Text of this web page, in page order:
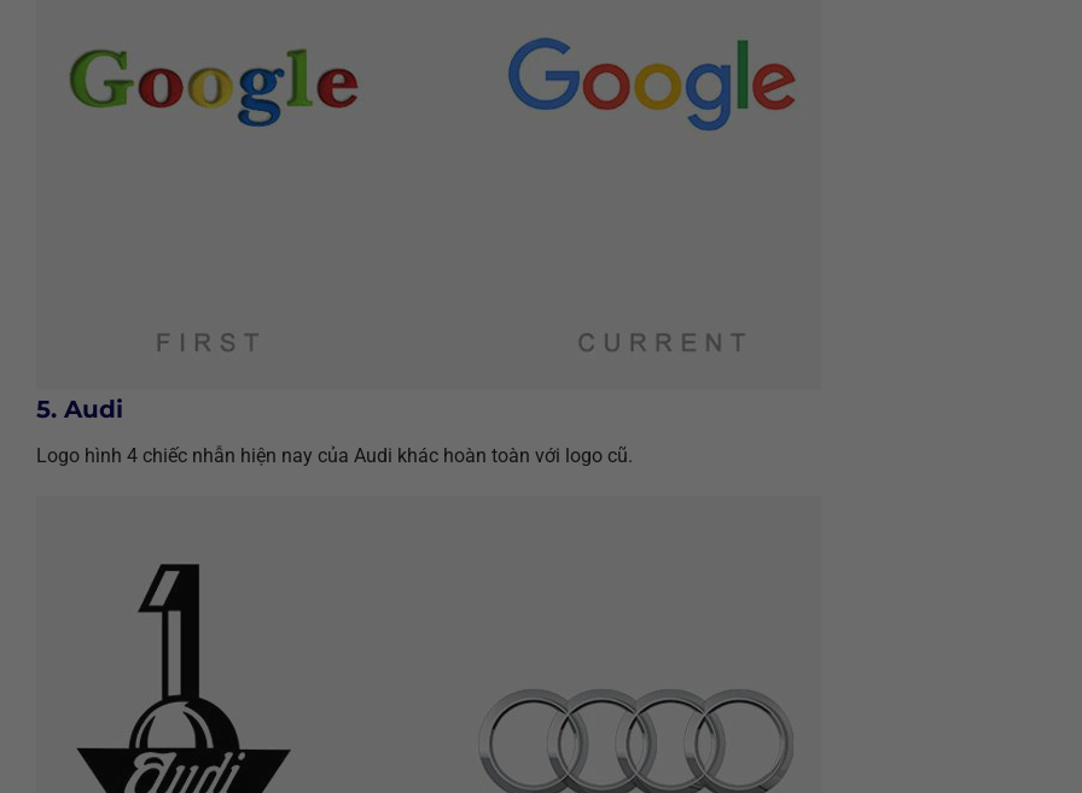
5. Audi
Logo hình 4 chiếc nhẫn hiện nay của Audi khác hoàn toàn với logo cũ.